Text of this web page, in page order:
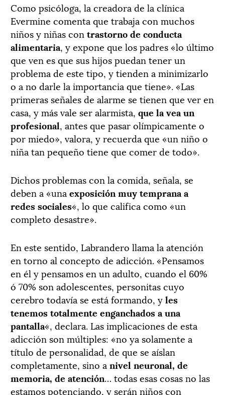
Como psicóloga, la creadora de la clínica
Evermine comenta que trabaja con muchos
niños y niñas con trastorno de conducta
alimentaria, y expone que los padres «lo último
que ven es que sus hijos puedan tener un
problema de este tipo, y tienden a minimizarlo
o a no darle la importancia que tiene». «Las
primeras señales de alarme se tienen que ver en
casa, y más vale ser alarmista, que la vea un
profesional, antes que pasar olímpicamente o
por miedo», valora, y recuerda que «un niño o
niña tan pequeño tiene que comer de todo».
Dichos problemas con la comida, señala, se
deben a «una exposición muy temprana a
redes sociales«, lo que califica como «un
completo desastre».
En este sentido, Labrandero llama la atención
en torno al concepto de adicción. «Pensamos
en él y pensamos en un adulto, cuando el 60%
ó 70% son adolescentes, personitas cuyo
cerebro todavía se está formando, yles
tenemos totalmente enganchados a una
pantalla«, declara. Las implicaciones de esta
adicción son múltiples: «no ya solamente a
título de personalidad, de que se aíslan
completamente, sino a nivel neuronal, de
memoria, de atención… todas esas cosas no las
estamos potenciando, y serán niños con